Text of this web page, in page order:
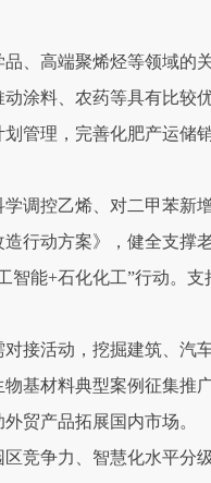
、高端聚烯烃等领域的
涂料、农药等具有比较
管理，完善化肥产运储
调控乙烯、对二甲苯新
行动方案》，健全支撑
能+石化化工”行动。
接活动，挖掘建筑、汽
基材料典型案例征集推
贸产品拓展国内市场。
竞争力、智慧化水平分